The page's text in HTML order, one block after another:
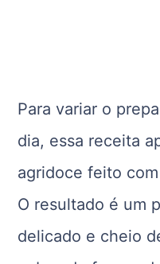
Para variar o
dia, essa receita
agridoce feito
O resultado é um
delicado e cheio